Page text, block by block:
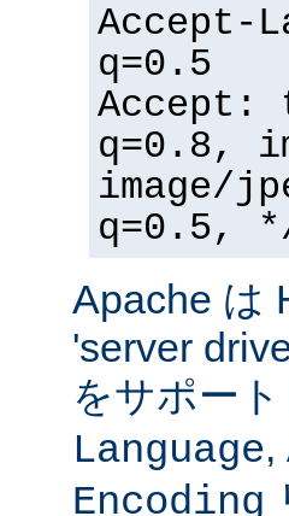
Accept-
q=0.5
q=0.8,
image/
q=0.5,
Apache は
'server
をサポー
Language,
Encoding